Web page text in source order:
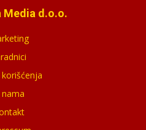
Media d.o.o.